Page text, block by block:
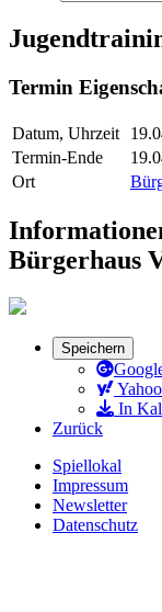
Termin
Datum, Uhrzeit
Termin-Ende
Ort
Bürgerhaus
Speichern
In
Zurück
Spiellokal
Impressum
Newsletter
Datenschutz